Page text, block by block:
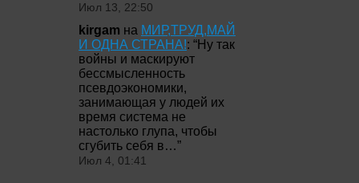
Июл 13, 22:50
kirgam на МИР,ТРУД,МАЙ
И ОДНА СТРАНА!: “Ну так
войны и маскируют
бессмысленность
псевдоэкономики,
занимающая у людей их
время система не
настолько глупа, чтобы
сгубить себя в…”
Июл 4, 01:41